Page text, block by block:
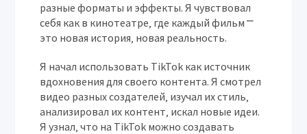
разные форматы и эффекты. Я чувствовал
себя как в кинотеатре‚ где каждый фильм ⎻
это новая история‚ новая реальность.
Я начал использовать TikTok как источник
вдохновения для своего контента. Я смотрел
видео разных создателей‚ изучал их стиль‚
анализировал их контент‚ искал новые идеи.
Я узнал‚ что на TikTok можно создавать